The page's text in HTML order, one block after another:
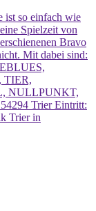
ist so einfach wie
Spielzeit von
Bravo
Mit dabei sind:
TIER,
NULLPUNKT,
Trier Eintritt:
Trier in